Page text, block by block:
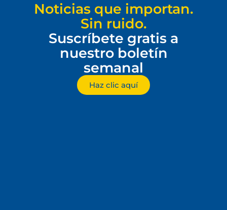
Noticias que importan.
Sin ruido.
Suscríbete gratis a
nuestro boletín
semanal
Haz clic aquí